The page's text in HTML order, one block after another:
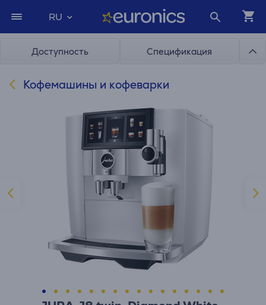
RU
Доступность Спецификация
Кофемашины и кофеварки